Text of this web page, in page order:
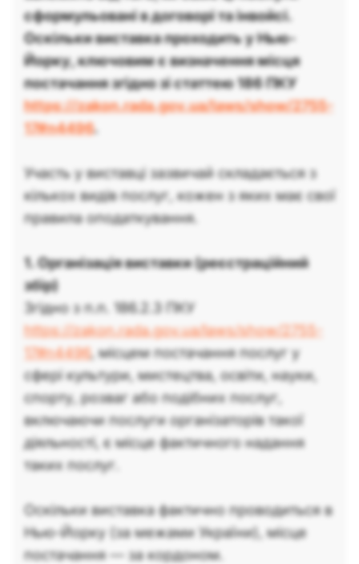
сформульовані в договорі та інвойсі.
Оскільки виставка проходить у Нью-
Йорку, ключовим є визначення місця
постачання згідно зі статтею 186 ПКУ
https://zakon.rada.gov.ua/laws/show/2755-
17#n4496.
Участь у виставці зазвичай складається з
кількох видів послуг, кожен з яких має свої
правила оподаткування.
1. Організація виставки (реєстраційний
збір)
Згідно з п.п. 186.2.3 ПКУ
https://zakon.rada.gov.ua/laws/show/2755-
17#n4496, місцем постачання послуг у
сфері культури, мистецтва, освіти, науки,
спорту, розваг або подібних послуг,
включаючи послуги організаторів такої
діяльності, є місце фактичного надання
таких послуг.
Оскільки виставка фактично проводиться в
Нью-Йорку (за межами України), місце
постачання — за кордоном.